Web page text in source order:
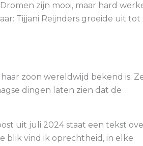
zijn mooi, maar hard
Tijjani Reijnders groeide uit tot
zoon wereldwijd bekend is.
dingen laten zien dat de
uit juli 2024 staat een tekst
blik vind ik oprechtheid, in elke